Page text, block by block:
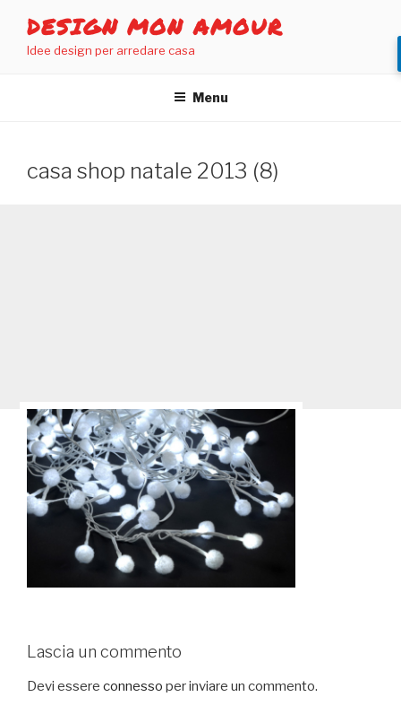
contenuto
DESIGN MON AMOUR
Idee design per arredare casa
Menu
casa shop natale 2013 (8)
Lascia un commento
Devi essere connesso per inviare un commento.